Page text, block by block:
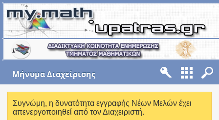
Mήνυμα Διαχείρισης
Συγνώμη, η δυνατότητα εγγραφής Νέων Μελών έχει
απενεργοποιηθεί από τον Διαχειριστή.